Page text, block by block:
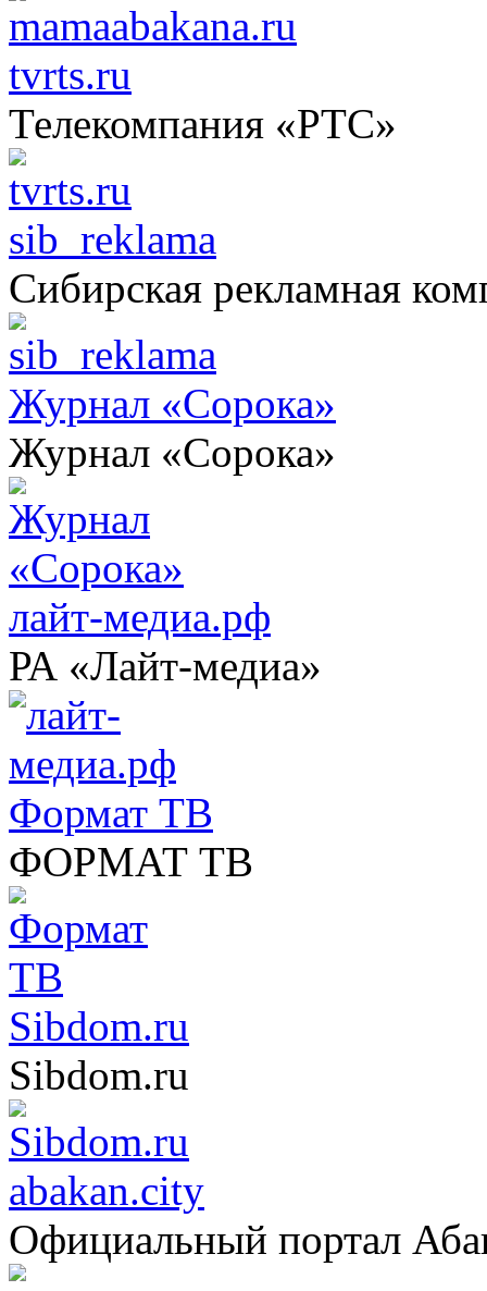
tvrts.ru
Телекомпания «РТС»
sib_reklama
Сибирская рекламная
Журнал «Сорока»
Журнал «Сорока»
лайт-медиа.рф
РА «Лайт-медиа»
Формат ТВ
ФОРМАТ ТВ
Sibdom.ru
Sibdom.ru
abakan.city
Официальный портал